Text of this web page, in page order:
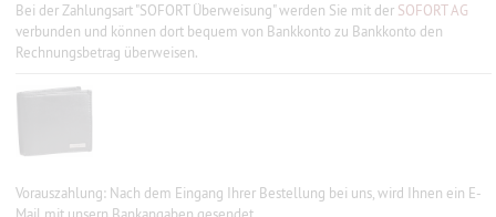
Bei der Zahlungsart "SOFORT Überweisung" werden Sie mit der SOFORT AG
verbunden und können dort bequem von Bankkonto zu Bankkonto den
Rechnungsbetrag überweisen.
Vorauszahlung: Nach dem Eingang Ihrer Bestellung bei uns, wird Ihnen ein E-